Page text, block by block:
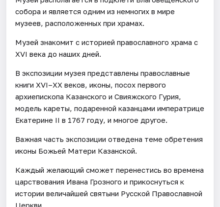
собора и является одним из немногих в мире
музеев, расположенных при храмах.
Музей знакомит с историей православного храма с
XVI века до наших дней.
В экспозиции музея представлены православные
книги XVI–XX веков, иконы, посох первого
архиепископа Казанского и Свияжского Гурия,
модель кареты, подаренной казанцами императрице
Екатерине II в 1767 году, и многое другое.
Важная часть экспозиции отведена теме обретения
иконы Божьей Матери Казанской.
Каждый желающий сможет перенестись во времена
царствования Ивана Грозного и прикоснуться к
истории величайшей святыни Русской Православной
Церкви.